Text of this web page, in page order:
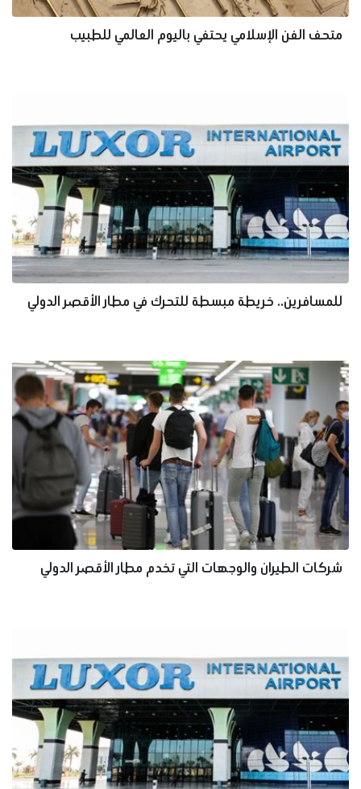
متحف الفن الإسلامي يحتفي باليوم العالمي للطبيب
للمسافرين.. خريطة مبسطة للتحرك في مطار الأقصر الدولي
شركات الطيران والوجهات التي تخدم مطار الأقصر الدولي